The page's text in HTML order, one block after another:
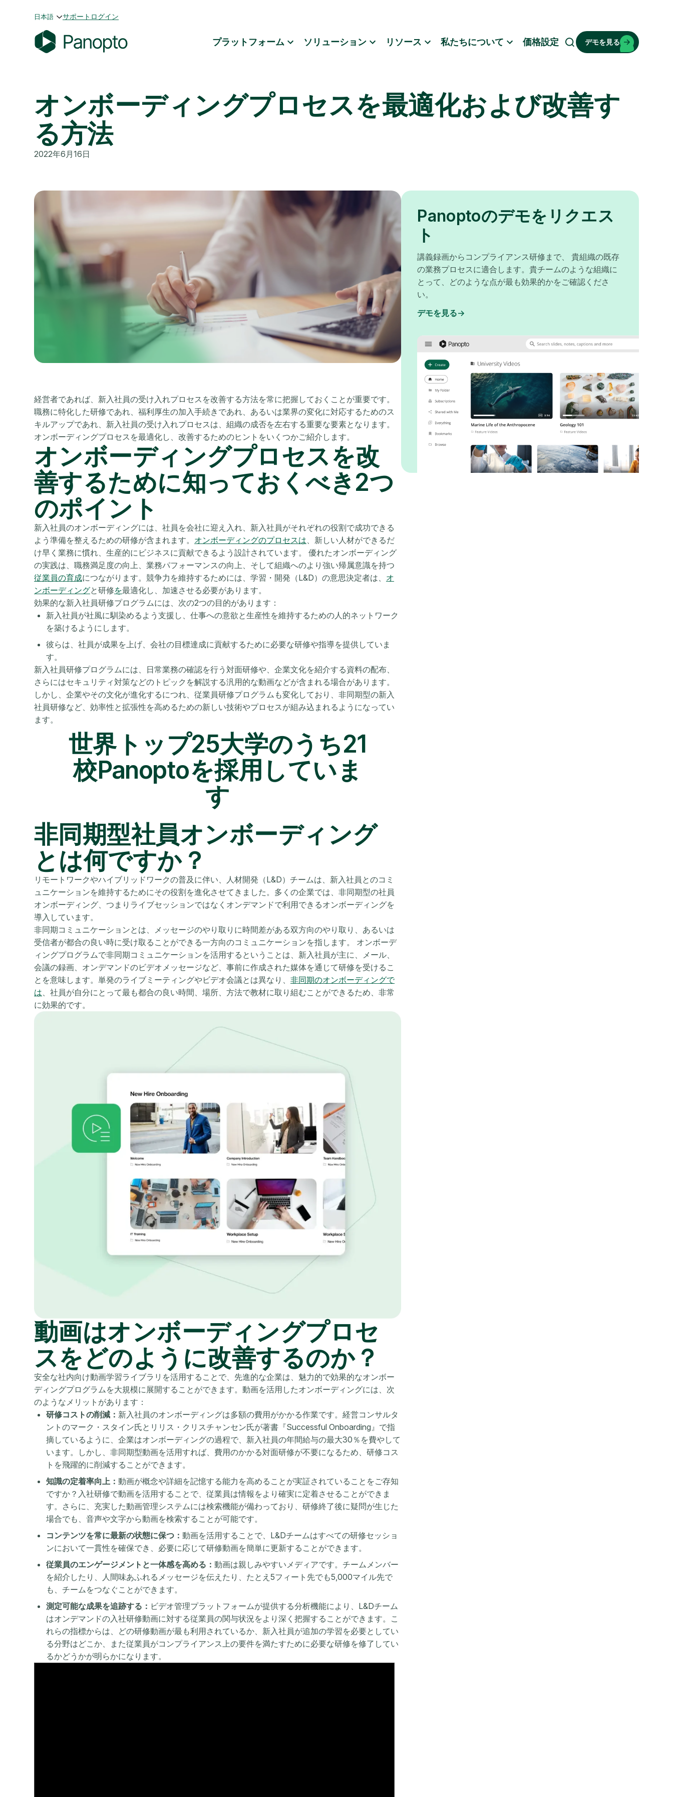
日本語 サポート ログイン
p
o
プラットフォーム ソリューション リソース 私たちについて 価格設定
検
デモを見る
オンボーディングプロセスを最適化および改善す
る方法
2022年6月16日
経営者であれば、新入社員の受け入れプロセスを改善する方法を常に把握しておくことが重要です。
職務に特化した研修であれ、福利厚生の加入手続きであれ、あるいは業界の変化に対応するためのス
キルアップであれ、新入社員の受け入れプロセスは、組織の成否を左右する重要な要素となります。
オンボーディングプロセスを最適化し、改善するためのヒントをいくつかご紹介します。
オンボーディングプロセスを改
善するために知っておくべき2つ
のポイント
新入社員のオンボーディングには、社員を会社に迎え入れ、新入社員がそれぞれの役割で成功できる
よう準備を整えるための研修が含まれます。 オンボーディングのプロセスは 、新しい人材ができるだ
け早く業務に慣れ、生産的にビジネスに貢献できるよう設計されています。 優れたオンボーディング
の実践は、職務満足度の向上、業務パフォーマンスの向上、そして組織へのより強い帰属意識を持つ
従業員の育成につながります。競争力を維持するためには、学習・開発（L&D）の意思決定者は、 オ
ンボーディングと研修を最適化し、加速させる必要があります。
効果的な新入社員研修プログラムには、次の2つの目的があります：
新入社員が社風に馴染めるよう支援し、仕事への意欲と生産性を維持するための人的ネットワーク
を築けるようにします。
彼らは、社員が成果を上げ、会社の目標達成に貢献するために必要な研修や指導を提供していま
す。
新入社員研修プログラムには、日常業務の確認を行う対面研修や、企業文化を紹介する資料の配布、
さらにはセキュリティ対策などのトピックを解説する汎用的な動画などが含まれる場合があります。
しかし、企業やその文化が進化するにつれ、従業員研修プログラムも変化しており、非同期型の新入
社員研修など、効率性と拡張性を高めるための新しい技術やプロセスが組み込まれるようになってい
ます。
世界トップ25大学のうち21
校Panoptoを採用していま
す
非同期型社員オンボーディング
とは何ですか？
リモートワークやハイブリッドワークの普及に伴い、人材開発（L&D）チームは、新入社員とのコミ
ュニケーションを維持するためにその役割を進化させてきました。多くの企業では、非同期型の社員
オンボーディング、つまりライブセッションではなくオンデマンドで利用できるオンボーディングを
導入しています。
非同期コミュニケーションとは、メッセージのやり取りに時間差がある双方向のやり取り、あるいは
受信者が都合の良い時に受け取ることができる一方向のコミュニケーションを指します。 オンボーデ
ィングプログラムで非同期コミュニケーションを活用するということは、新入社員が主に、メール、
会議の録画、オンデマンドのビデオメッセージなど、事前に作成された媒体を通じて研修を受けるこ
とを意味します。単発のライブミーティングやビデオ会議とは異なり、 非同期のオンボーディングで
は、社員が自分にとって最も都合の良い時間、場所、方法で教材に取り組むことができるため、非常
に効果的です。
動画はオンボーディングプロセ
スをどのように改善するのか？
安全な社内向け動画学習ライブラリを活用することで、先進的な企業は、魅力的で効果的なオンボー
ディングプログラムを大規模に展開することができます。動画を活用したオンボーディングには、次
のようなメリットがあります：
研修コストの削減： 新入社員のオンボーディングは多額の費用がかかる作業です。経営コンサルタ
ントのマーク・スタイン氏とリリス・クリスチャンセン氏が著書『Successful Onboarding』で指
摘しているように、企業はオンボーディングの過程で、新入社員の年間給与の最大30％を費やして
います。しかし、非同期型動画を活用すれば、費用のかかる対面研修が不要になるため、研修コス
トを飛躍的に削減することができます。
知識の定着率向上： 動画が概念や詳細を記憶する能力を高めることが実証されていることをご存知
ですか？入社研修で動画を活用することで、従業員は情報をより確実に定着させることができま
す。さらに、充実した動画管理システムには検索機能が備わっており、研修終了後に疑問が生じた
場合でも、音声や文字から動画を検索することが可能です。
コンテンツを常に最新の状態に保つ： 動画を活用することで、L&Dチームはすべての研修セッショ
ンにおいて一貫性を確保でき、必要に応じて研修動画を簡単に更新することができます。
従業員のエンゲージメントと一体感を高める： 動画は親しみやすいメディアです。チームメンバー
を紹介したり、人間味あふれるメッセージを伝えたり、たとえ5フィート先でも5,000マイル先で
も、チームをつなぐことができます。
測定可能な成果を追跡する： ビデオ管理プラットフォームが提供する分析機能により、L&Dチーム
はオンデマンドの入社研修動画に対する従業員の関与状況をより深く把握することができます。こ
れらの指標からは、どの研修動画が最も利用されているか、新入社員が追加の学習を必要としてい
る分野はどこか、また従業員がコンプライアンス上の要件を満たすために必要な研修を修了してい
るかどうかが明らかになります。
Panoptoのデモをリクエス
ト
講義録画からコンプライアンス研修まで、 貴組織の既存
の業務プロセスに適合します。貴チームのような組織に
とって、どのような点が最も効果的かをご確認くださ
い。
デモを見る